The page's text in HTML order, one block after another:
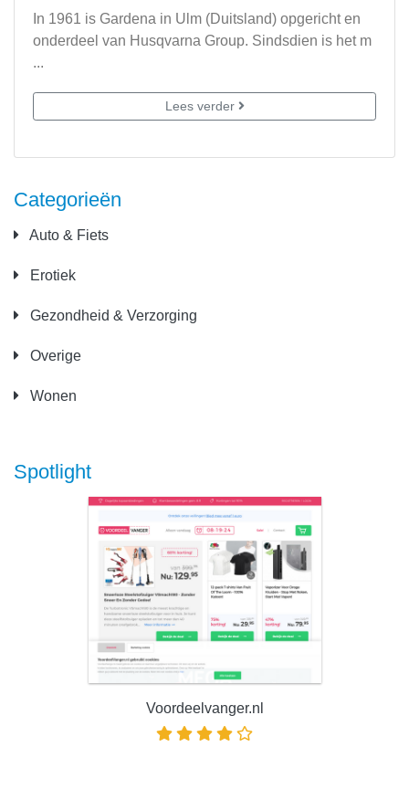
Categorieën
Auto & Fiets
Erotiek
Gezondheid & Verzorging
Overige
Wonen
Spotlight
Voordeelvanger.nl
In 1961 is Gardena in Ulm (Duitsland) opgericht en
onderdeel van Husqvarna Group. Sindsdien is het m
...
Lees verder